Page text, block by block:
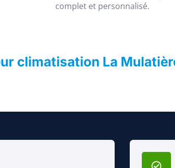
complet et personnalisé.
climatisation La